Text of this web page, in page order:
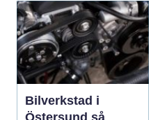
Bilverkstad i
Östersund så